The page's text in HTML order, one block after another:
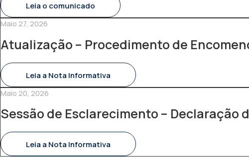
Leia o comunicado
Maio 27, 2026
Atualização – Procedimento de
Leia a Nota Informativa
Maio 20, 2026
Sessão de Esclarecimento – Declaração
Leia a Nota Informativa